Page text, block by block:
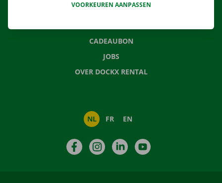
VEELGESTELDE VRAGEN
CADEAUBON
JOBS
OVER DOCKX RENTAL
NL FR EN
FacebookInstagramLinkedIn
VOORKEUREN AANPASSEN